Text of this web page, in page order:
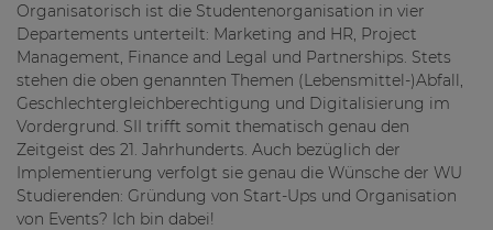
Organisatorisch ist die Studentenorganisation in vier
Departements unterteilt: Marketing and HR, Project
Management, Finance and Legal und Partnerships. Stets
stehen die oben genannten Themen (Lebensmittel-)Abfall,
Geschlechtergleichberechtigung und Digitalisierung im
Vordergrund. SII trifft somit thematisch genau den
Zeitgeist des 21. Jahrhunderts. Auch bezüglich der
Implementierung verfolgt sie genau die Wünsche der WU
Studierenden: Gründung von Start-Ups und Organisation
von Events? Ich bin dabei!